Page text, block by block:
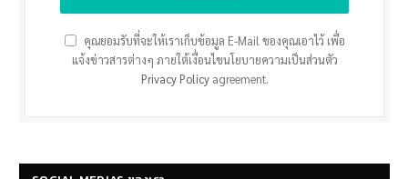
คุณยอมรับที่จะให้เราเก็บข้อมูล E-Mail ของคุณเอาไว้ เพื่อ
แจ้งข่าวสารต่างๆ ภายใต้เงื่อนไขนโยบายความเป็นส่วนตัว
Privacy Policyagreement.